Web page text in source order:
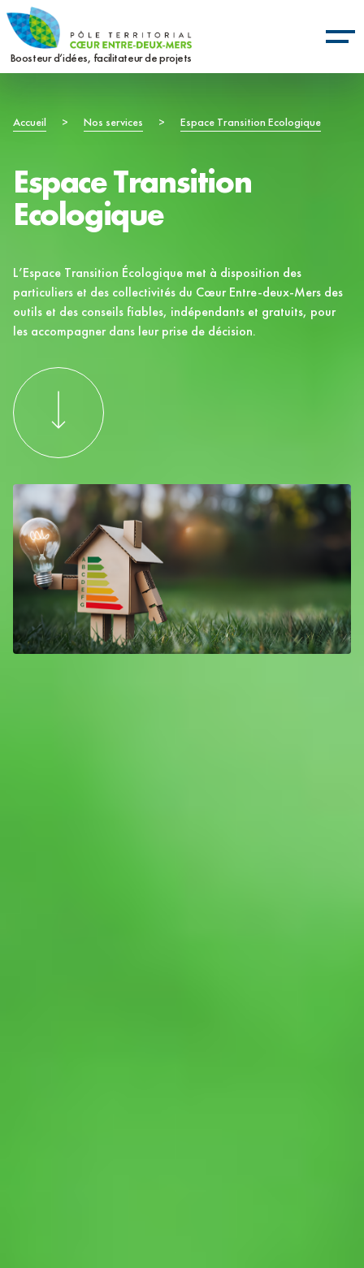
Aller
au
contenu
Boosteur d’idées, facilitateur de projets
Fil
Accueil > Nos services > Espace Transition Ecologique
Espace Transition
Ecologique
L’Espace Transition Écologique met à disposition des
particuliers et des collectivités du Cœur Entre-deux-Mers des
outils et des conseils fiables, indépendants et gratuits, pour
les accompagner dans leur prise de décision.
Panneau de gestion des cookies